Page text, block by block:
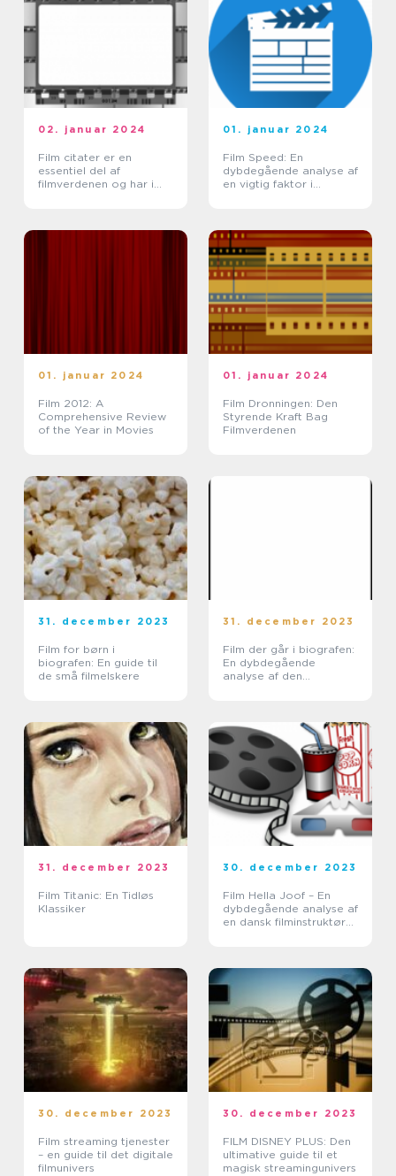
02. januar 2024
Film citater er en
essentiel del af
filmverdenen og har i
01. januar 2024
Film Speed: En
dybdegående analyse af
en vigtig faktor i
01. januar 2024
Film 2012: A
Comprehensive Review
of the Year in Movies
01. januar 2024
Film Dronningen: Den
Styrende Kraft Bag
Filmverdenen
31. december 2023
Film for børn i
biografen: En guide til
de små filmelskere
31. december 2023
Film der går i biografen:
En dybdegående
analyse af den
31. december 2023
Film Titanic: En Tidløs
Klassiker
30. december 2023
Film Hella Joof – En
dybdegående analyse af
en dansk filminstruktør
30. december 2023
Film streaming tjenester
– en guide til det digitale
filmunivers
30. december 2023
FILM DISNEY PLUS: Den
ultimative guide til et
magisk streamingunivers